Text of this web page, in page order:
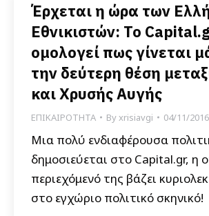
Έρχεται η ώρα των
Εθνικιστών: Το
ομολογεί πως γίνεται
την δεύτερη θέση
και Χρυσής Αυγής
ΕΠΙΚΑΙΡΟΤΗΤΑ Byxrisiavgi 04/11/2016
Μια πολύ ενδιαφέρουσα
δημοσιεύεται στο Capital.gr, η
περιεχόμενό της βάζει
στο εγχώριο πολιτικό σκηνικό!